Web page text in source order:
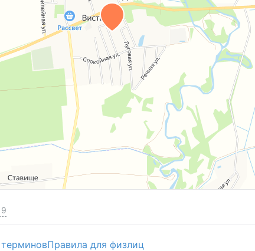
Правила для физлиц